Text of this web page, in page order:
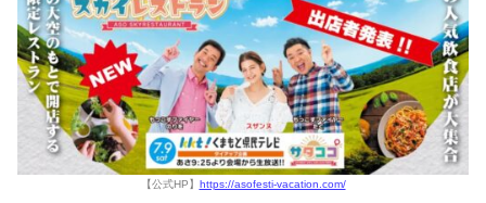
【公式HP】 https://asofesti-vacation.com/